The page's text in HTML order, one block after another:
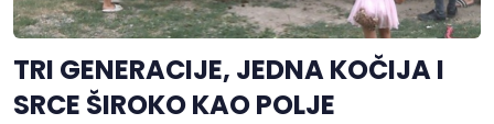
TRI GENERACIJE, JEDNA KOČIJA I
SRCE ŠIROKO KAO POLJE